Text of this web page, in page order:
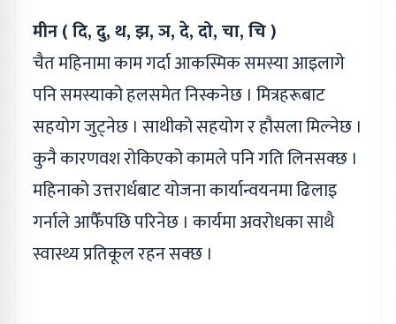
मीन ( दि, दु, थ, झ, ञ, दे, दो, चा, चि )
चैत महिनामा काम गर्दा आकस्मिक समस्या आइलागे
पनि समस्याको हलसमेत निस्कनेछ । मित्रहरूबाट
सहयोग जुट्नेछ । साथीको सहयोग र हौसला मिल्नेछ ।
कुनै कारणवश रोकिएको कामले पनि गति लिनसक्छ ।
महिनाको उत्तरार्धबाट योजना कार्यान्वयनमा ढिलाइ
गर्नाले आफैँपछि परिनेछ । कार्यमा अवरोधका साथै
स्वास्थ्य प्रतिकूल रहन सक्छ ।